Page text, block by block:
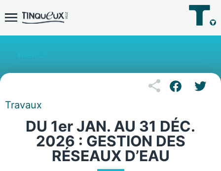
Travaux
DU 1er JAN. AU 31 DÉC.
2026 : GESTION DES
RÉSEAUX D’EAU